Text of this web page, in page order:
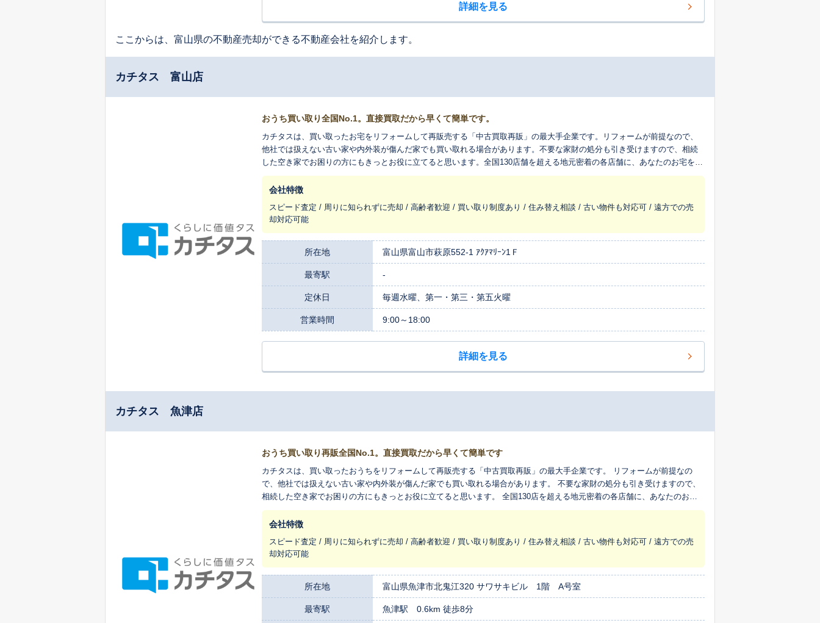
詳細を見る
ここからは、富山県の不動産売却ができる不動産会社を紹介します。
カチタス 富山店
おうち買い取り全国No.1。直接買取だから早くて簡単です。
カチタスは、買い取ったお宅をリフォームして再販売する「中古買取再販」の最大手企業です。リフォームが前提なので、
他社では扱えない古い家や内外装が傷んだ家でも買い取れる場合があります。不要な家財の処分も引き受けますので、相続
した空き家でお困りの方にもきっとお役に立てると思います。全国130店舗を超える地元密着の各店舗に、あなたのお宅を生
まれ変わらせ、長く住みつなぐお手伝いをさせてください。
会社特徴
スピード査定 / 周りに知られずに売却 / 高齢者歓迎 / 買い取り制度あり / 住み替え相談 / 古い物件も対応可 / 遠方での売
却対応可能
所在地 富山県富山市萩原552-1 ｱｸｱﾏﾘｰﾝ1Ｆ
最寄駅 -
定休日 毎週水曜、第一・第三・第五火曜
営業時間 9:00～18:00
詳細を見る
カチタス 魚津店
おうち買い取り再販全国No.1。直接買取だから早くて簡単です
カチタスは、買い取ったおうちをリフォームして再販売する「中古買取再販」の最大手企業です。 リフォームが前提なの
で、他社では扱えない古い家や内外装が傷んだ家でも買い取れる場合があります。 不要な家財の処分も引き受けますので、
相続した空き家でお困りの方にもきっとお役に立てると思います。 全国130店を超える地元密着の各店舗に、あなたのおう
ちを生まれ変わらせ、長く住みつなぐお手伝いをさせてください。
会社特徴
スピード査定 / 周りに知られずに売却 / 高齢者歓迎 / 買い取り制度あり / 住み替え相談 / 古い物件も対応可 / 遠方での売
却対応可能
所在地 富山県魚津市北鬼江320 サワサキビル 1階 A号室
最寄駅 魚津駅 0.6km 徒歩8分